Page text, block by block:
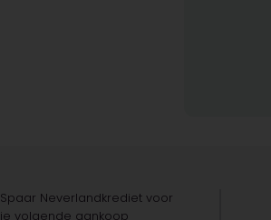
Spaar Neverlandkrediet voor
je volgende aankoop